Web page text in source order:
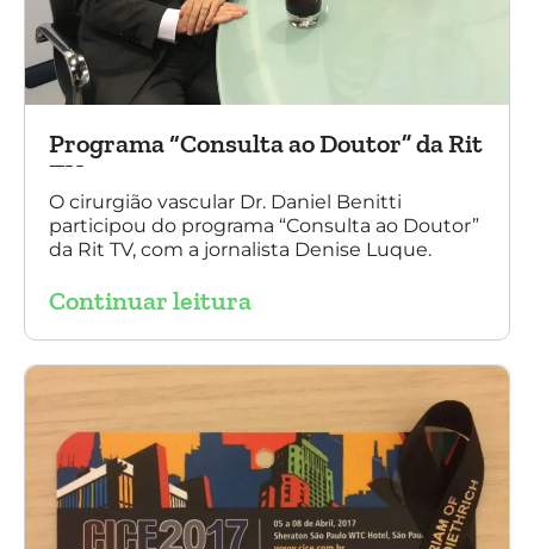
Programa “Consulta ao Doutor” da Rit
TV
O cirurgião vascular Dr. Daniel Benitti
participou do programa “Consulta ao Doutor”
da Rit TV, com a jornalista Denise Luque.
Continuar leitura